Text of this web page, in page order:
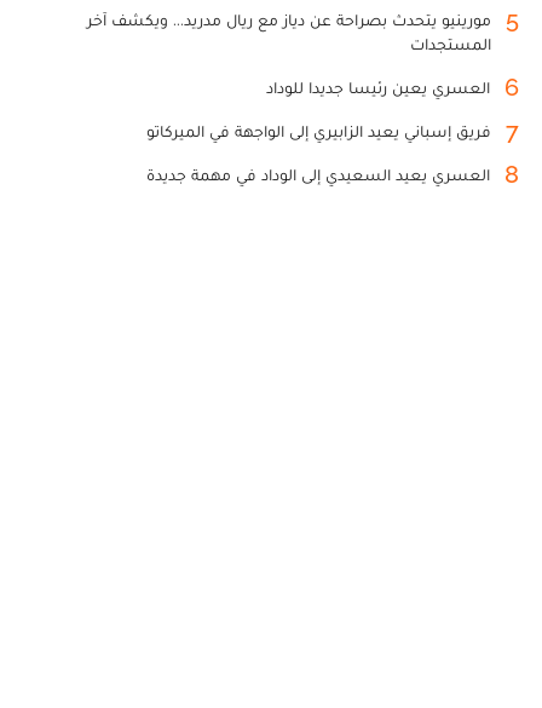
5
مورينيو يتحدث بصراحة عن دياز مع ريال مدريد... ويكشف آخر
المستجدات
6 العسري يعين رئيسا جديدا للوداد
7 فريق إسباني يعيد الزابيري إلى الواجهة في الميركاتو
8 العسري يعيد السعيدي إلى الوداد في مهمة جديدة